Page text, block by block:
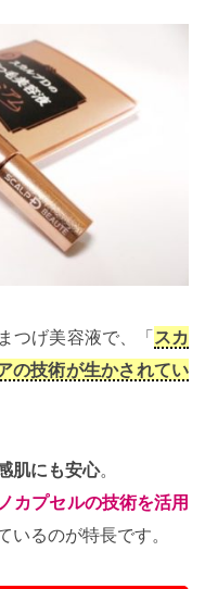
つげ美容液で、「スカ
の技術が生かされてい
肌にも安心。
カプセルの技術を活用
るのが特長です。